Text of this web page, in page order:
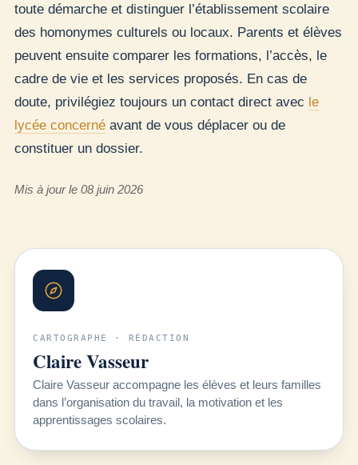
toute démarche et distinguer l’établissement scolaire
des homonymes culturels ou locaux. Parents et élèves
peuvent ensuite comparer les formations, l’accès, le
cadre de vie et les services proposés. En cas de
doute, privilégiez toujours un contact direct avec le
lycée concerné avant de vous déplacer ou de
constituer un dossier.
Mis à jour le 08 juin 2026
CARTOGRAPHE · RÉDACTION
Claire Vasseur
Claire Vasseur accompagne les élèves et leurs familles
dans l’organisation du travail, la motivation et les
apprentissages scolaires.